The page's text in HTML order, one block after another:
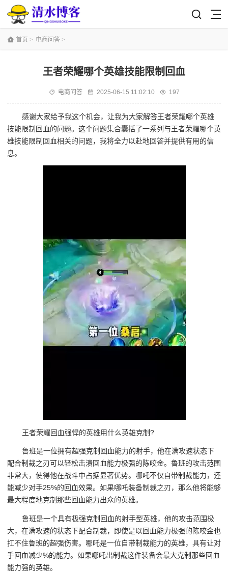
首页 > 电商问答 >
王者荣耀哪个英雄技能限制回血
电商问答 2025-06-15 11:02:10 197
感谢大家给予我这个机会，让我为大家解答王者荣耀哪个英雄
技能限制回血的问题。这个问题集合囊括了一系列与王者荣耀哪个英
雄技能限制回血相关的问题，我将全力以赴地回答并提供有用的信
息。
王者荣耀回血强悍的英雄用什么英雄克制?
鲁班是一位拥有超强克制回血能力的射手，他在满攻速状态下
配合制裁之刃可以轻松击溃回血能力极强的陈咬金。鲁班的攻击范围
非常大，使得他在战斗中占据显著优势。哪吒不仅自带制裁能力，还
能减少对手25%的回血效果。如果哪吒装备制裁之刃，那么他将能够
最大程度地克制那些回血能力出众的英雄。
鲁班是一个具有极强克制回血的射手型英雄，他的攻击范围极
大，在满攻速的状态下配合制裁，即使是以回血能力极强的陈咬金也
扛不住鲁班的超强伤害。哪吒是一位自带制裁能力的英雄，具有让对
手回血减少%的能力。如果哪吒出制裁这件装备会最大克制那些回血
能力强的英雄。